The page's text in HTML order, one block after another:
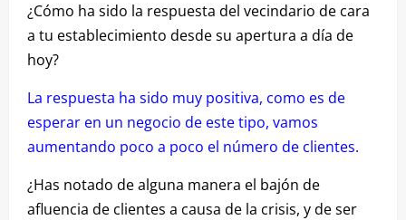
¿Cómo ha sido la respuesta del vecindario de cara
a tu establecimiento desde su apertura a día de
hoy?
La respuesta ha sido muy positiva, como es de
esperar en un negocio de este tipo, vamos
aumentando poco a poco el número de clientes.
¿Has notado de alguna manera el bajón de
afluencia de clientes a causa de la crisis, y de ser